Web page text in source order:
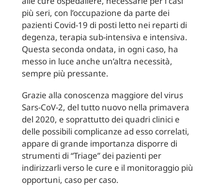
più seri, con l’occupazione da parte dei
pazienti Covid-19 di posti letto nei reparti di
degenza, terapia sub-intensiva e intensiva.
Questa seconda ondata, in ogni caso, ha
messo in luce anche un’altra necessità,
sempre più pressante.
Grazie alla conoscenza maggiore del virus
Sars-CoV-2, del tutto nuovo nella primavera
del 2020, e soprattutto dei quadri clinici e
delle possibili complicanze ad esso correlati,
appare di grande importanza disporre di
strumenti di “Triage” dei pazienti per
indirizzarli verso le cure e il monitoraggio più
opportuni, caso per caso.